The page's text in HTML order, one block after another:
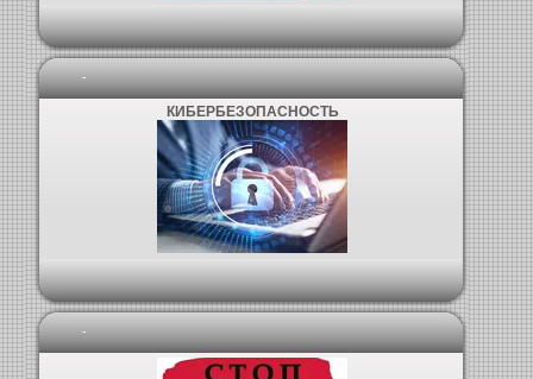
-
КИБЕРБЕЗОПАСНОСТЬ
-